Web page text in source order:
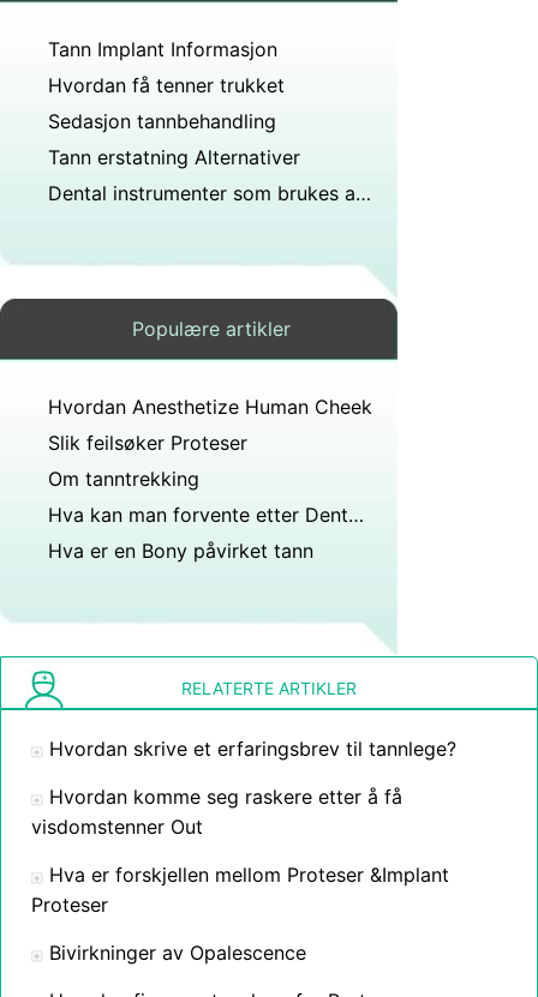
Tann Implant Informasjon
Hvordan få tenner trukket
Sedasjon tannbehandling
Tann erstatning Alternativer
Dental instrumenter som brukes av tannleger
Populære artikler
Hvordan Anesthetize Human Cheek
Slik feilsøker Proteser
Om tanntrekking
Hva kan man forvente etter Dental Implant Surgery
Hva er en Bony påvirket tann
RELATERTE ARTIKLER
Hvordan skrive et erfaringsbrev til tannlege?
Hvordan komme seg raskere etter å få
visdomstenner Out
Hva er forskjellen mellom Proteser &Implant
Proteser
Bivirkninger av Opalescence